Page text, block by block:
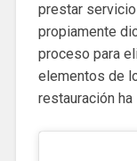
prestar
propiamente
proceso para
elementos de
restauración